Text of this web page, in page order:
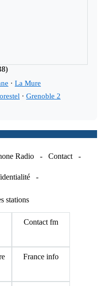
· La Mure
· Grenoble 2
Radio - Contact -
-
stations
Contact fm
France info